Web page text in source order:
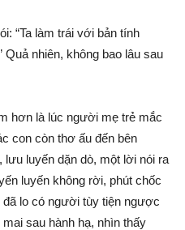
“Ta làm trái với bản tính
Quả nhiên, không bao lâu sau
hơn là lúc người mẹ trẻ mắc
con còn thơ ấu đến bên
luyến dặn dò, một lời nói ra
luyến không rời, phút chốc
lo có người tùy tiện ngược
sau hành hạ, nhìn thấy